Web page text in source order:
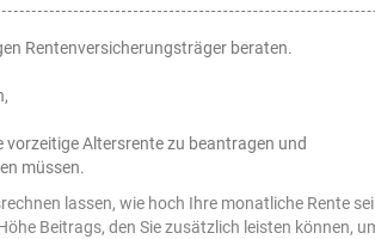
Rentenversicherungsträger beraten.
vorzeitige Altersrente zu beantragen und
müssen.
lassen, wie hoch Ihre monatliche Rente
Beitrags, den Sie zusätzlich leisten können,